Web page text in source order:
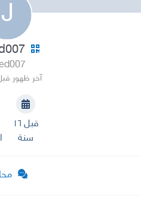
J
آخر ظهور قبل ٤
قبل ١٦
سنة